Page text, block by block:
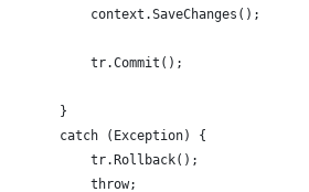
context.SaveChanges();
tr.Commit();
}
catch (Exception) {
tr.Rollback();
throw;